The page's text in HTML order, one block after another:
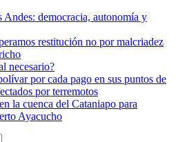
democracia, autonomía y
restitución no por malcriadez
necesario?
por cada pago en sus puntos de
por terremotos
la cuenca del Cataniapo para
Ayacucho